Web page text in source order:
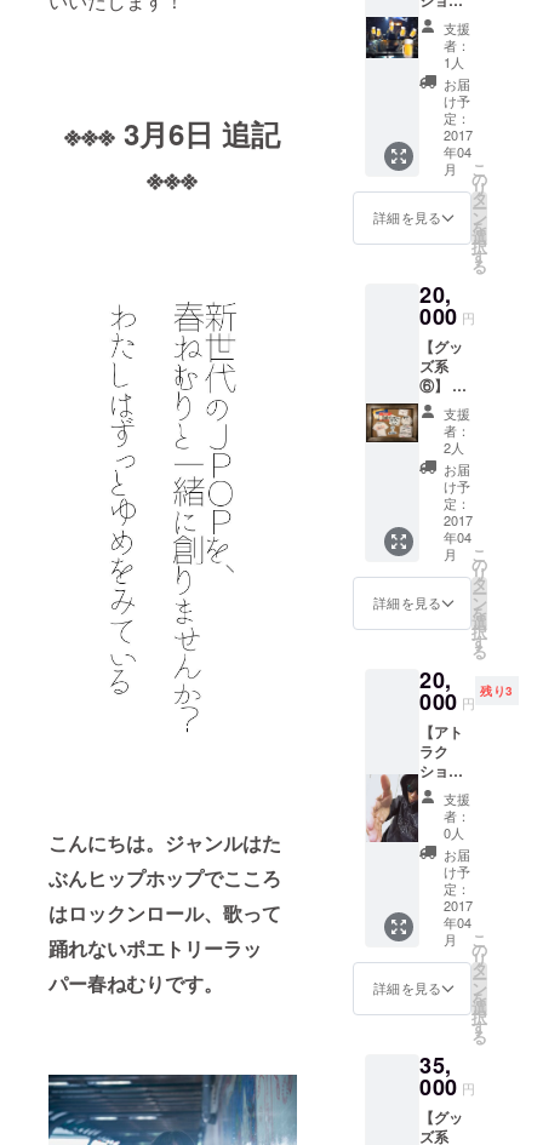
※※※ 3月6日 追記
※※※
こんにちは。ジャンルはた
ぶんヒップホップでこころ
はロックンロール、歌って
踊れないポエトリーラッ
パー春ねむりです。
ンデレ
ラMV収
録DVD
ツ
（バッ
クスタ
イルは
春ねむ
りが手
書きで
支援者
様のお
名前を
記名し
す） ・
完成し
たさよ
ならぼ
くのシ
ンデレ
ラMV収
録DVD
・撮影
で使用
した備
品をプ
レゼン
ト（選
べませ
ん。ガ
ラス破
りま
す）
系②】
春ねむ
りと一
緒にラ
イブ打
ち上げ‼︎
都内イ
ベント
ライブ
後、春
ねむり
と一緒
に打ち
しま
す。ラ
イブチ
ケット
代金も
上記価
格へ含
まれま
す♡ 場
所 : 都
内某所
(後日、
イベン
トに合
わせ解
禁) 日程
: 4月9日
所は解
禁でき
次第
［活動
報告］
にて告
知させ
ていた
だきま
す【重
要】 ※
別途ご
自身の
飲食代
はかか
ります
支援
者：
1人
お届
け予
定：
2017
年04
月
詳細を見る
こ
の
リ
タ
ー
ン
を
選
択
す
る
20,
000 円
【グッ
ズ系
⑥】 ・
お礼の
お手紙
・春ね
むりス
テッ
カー（3
枚セッ
ト） ・
MVにお
名前を
クレ
ジット
記載 ・
IRE限
定‼︎さよ
ならぼ
くのシ
ンデレ
ラTシャ
ツ
（バッ
クスタ
イルは
春ねむ
りが手
書きで
支援者
様のお
名前を
記名し
す） ・
完成し
たさよ
ならぼ
支援
者：
2人
お届
け予
定：
2017
年04
月
詳細を見る
こ
の
リ
タ
ー
ン
を
選
択
す
る
20,
000 円
残り3
【アト
ラク
ション
系
①-2】
春ねむ
りを囲
むお花
見‼︎ の
“場所取
り” （マ
ネー
ジャー
と一緒
です
♡） 場
京 代々
木公園
日程 : 4
月2日
（日）8
支援
者：
0人
お届
け予
定：
2017
年04
月
詳細を見る
こ
の
リ
タ
ー
ン
を
選
択
す
る
35,
000 円
【グッ
ズ系